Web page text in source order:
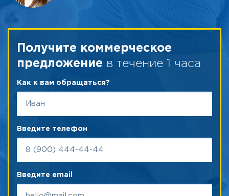
Получите коммерческое
предложение в течение 1 часа
Как к вам обращаться?
Введите телефон
Введите email